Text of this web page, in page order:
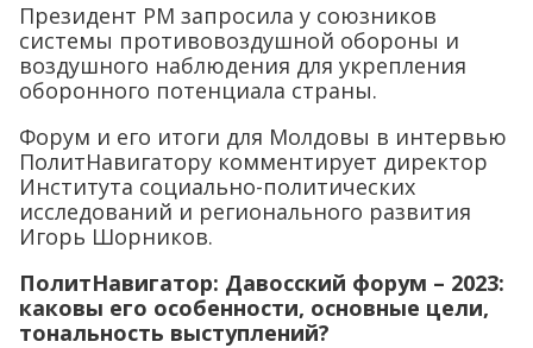
Президент РМ запросила у союзников
системы противовоздушной обороны и
воздушного наблюдения для укрепления
оборонного потенциала страны.
Форум и его итоги для Молдовы в интервью
ПолитНавигатору комментирует директор
Института социально-политических
исследований и регионального развития
Игорь Шорников.
ПолитНавигатор: Давосский форум – 2023:
каковы его особенности, основные цели,
тональность выступлений?